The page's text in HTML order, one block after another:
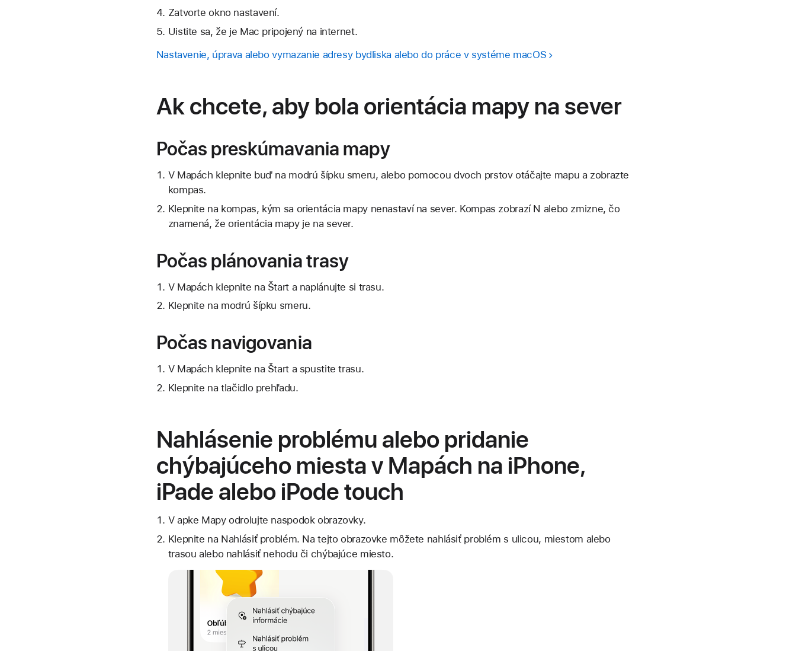
Zatvorte okno nastavení.
Uistite sa, že je Mac pripojený na internet.
Nastavenie, úprava alebo vymazanie adresy bydliska alebo do práce v systéme macOS
Ak chcete, aby bola orientácia mapy na sever
Počas preskúmavania mapy
V Mapách klepnite buď na modrú šípku smeru, alebo pomocou dvoch prstov otáčajte mapu a zobrazte
kompas.
Klepnite na kompas, kým sa orientácia mapy nenastaví na sever. Kompas zobrazí N alebo zmizne, čo
znamená, že orientácia mapy je na sever.
Počas plánovania trasy
V Mapách klepnite na Štart a naplánujte si trasu.
Klepnite na modrú šípku smeru.
Počas navigovania
V Mapách klepnite na Štart a spustite trasu.
Klepnite na tlačidlo prehľadu.
Nahlásenie problému alebo pridanie
chýbajúceho miesta v Mapách na iPhone,
iPade alebo iPode touch
V apke Mapy odrolujte naspodok obrazovky.
Klepnite na Nahlásiť problém. Na tejto obrazovke môžete nahlásiť problém s ulicou, miestom alebo
trasou alebo nahlásiť nehodu či chýbajúce miesto.